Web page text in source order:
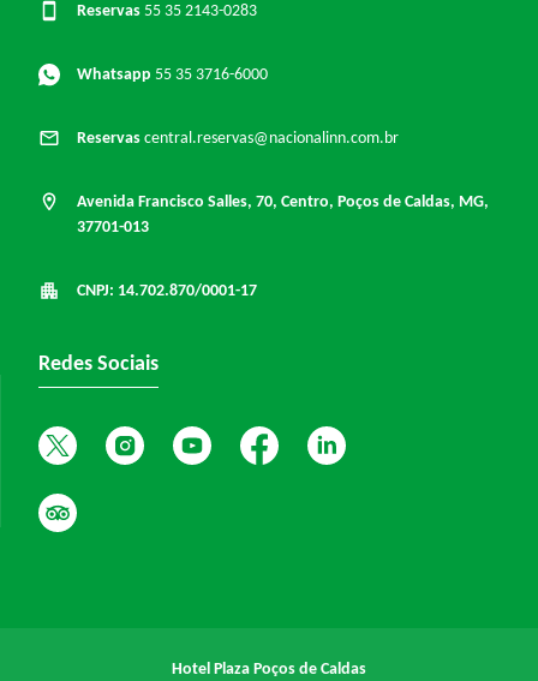
Reservas 55 35 2143-0283
Whatsapp 55 35 3716-6000
Reservas central.reservas@nacionalinn.com.br
Avenida Francisco Salles, 70, Centro, Poços de Caldas, MG,
37701-013
CNPJ: 14.702.870/0001-17
Redes Sociais
Hotel Plaza Poços de Caldas